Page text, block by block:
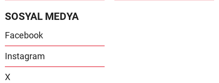
SOSYAL MEDYA
Facebook
Instagram
X